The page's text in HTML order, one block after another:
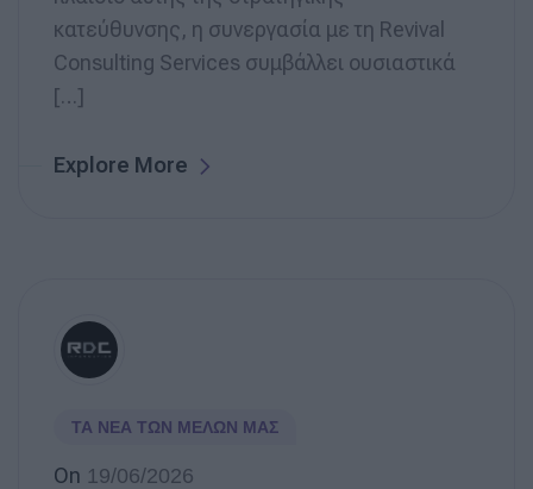
κατεύθυνσης, η συνεργασία με τη Revival
Consulting Services συμβάλλει ουσιαστικά
[…]
Explore More
ΤΑ ΝΈΑ ΤΩΝ ΜΕΛΏΝ ΜΑΣ
On 19/06/2026